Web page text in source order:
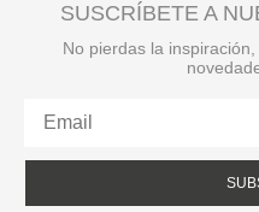
SUSCRÍBETE A
No pierdas la